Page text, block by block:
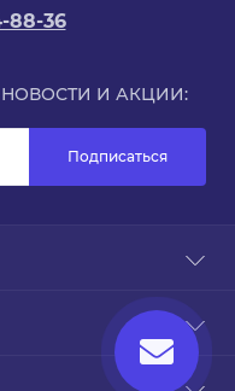
88-36
И АКЦИИ:
Подписаться